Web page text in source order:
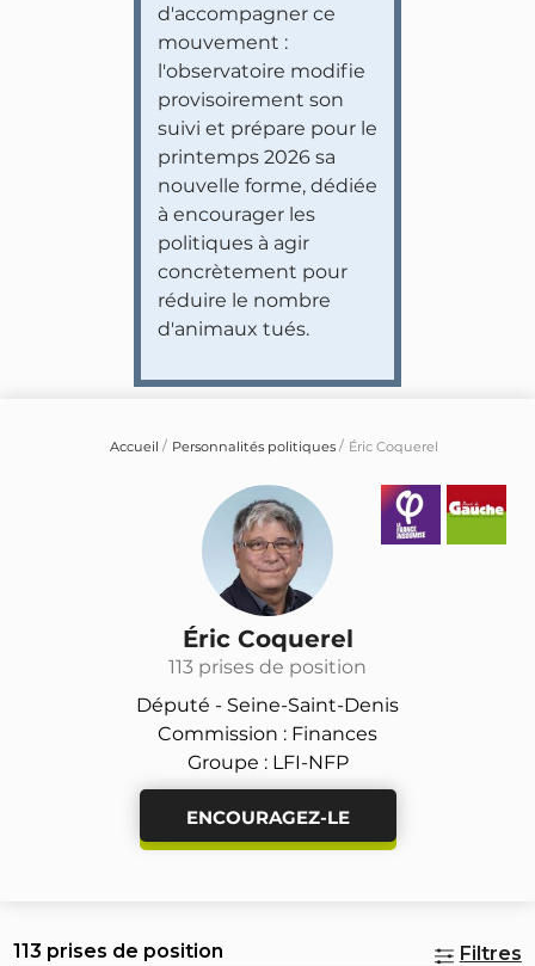
d'accompagner ce
mouvement :
l'observatoire modifie
provisoirement son
suivi et prépare pour le
printemps 2026 sa
nouvelle forme, dédiée
à encourager les
politiques à agir
concrètement pour
réduire le nombre
d'animaux tués.
Accueil Personnalités politiques Éric Coquerel
Éric Coquerel
113 prises de position
Député - Seine-Saint-Denis
Commission : Finances
Groupe : LFI-NFP
ENCOURAGEZ-LE
113 prises de position Filtres